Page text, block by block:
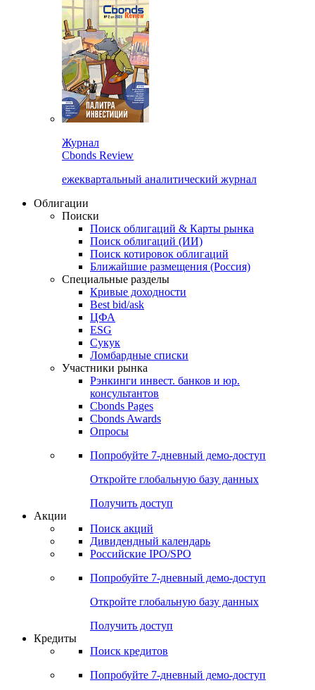
Журнал
Cbonds Review
ежеквартальный аналитический журнал
Облигации
Поиски
Поиск облигаций & Карты рынка
Поиск облигаций (ИИ)
Поиск котировок облигаций
Ближайшие размещения (Россия)
Специальные разделы
Кривые доходности
Best bid/ask
ЦФА
ESG
Сукук
Ломбардные списки
Участники рынка
Рэнкинги инвест. банков и юр.
консультантов
Cbonds Pages
Cbonds Awards
Опросы
Попробуйте 7-дневный демо-доступ
Откройте глобальную базу данных
Получить доступ
Акции
Поиск акций
Дивидендный календарь
Российские IPO/SPO
Попробуйте 7-дневный демо-доступ
Откройте глобальную базу данных
Получить доступ
Кредиты
Поиск кредитов
Попробуйте 7-дневный демо-доступ